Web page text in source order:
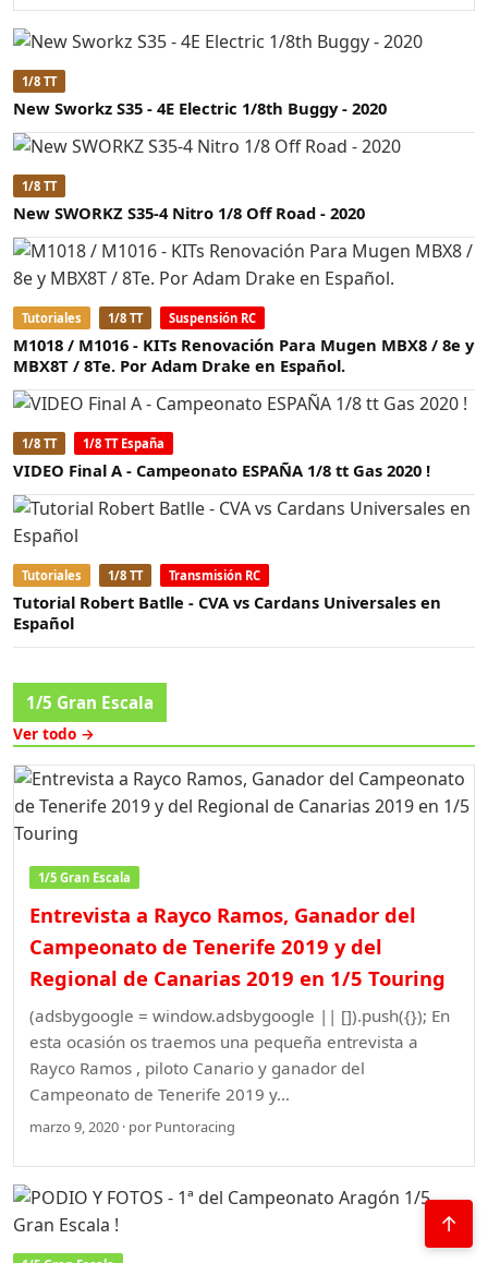
1/8 TT
New Sworkz S35 - 4E Electric 1/8th Buggy - 2020
1/8 TT
New SWORKZ S35-4 Nitro 1/8 Off Road - 2020
Tutoriales 1/8 TT Suspensión RC
M1018 / M1016 - KITs Renovación Para Mugen MBX8 / 8e y
MBX8T / 8Te. Por Adam Drake en Español.
1/8 TT 1/8 TT España
VIDEO Final A - Campeonato ESPAÑA 1/8 tt Gas 2020 !
Tutoriales 1/8 TT Transmisión RC
Tutorial Robert Batlle - CVA vs Cardans Universales en
Español
1/5 Gran Escala
Ver todo →
1/5 Gran Escala
Entrevista a Rayco Ramos, Ganador del
Campeonato de Tenerife 2019 y del
Regional de Canarias 2019 en 1/5 Touring
(adsbygoogle = window.adsbygoogle || []).push({}); En
esta ocasión os traemos una pequeña entrevista a
Rayco Ramos , piloto Canario y ganador del
Campeonato de Tenerife 2019 y…
marzo 9, 2020 · por Puntoracing
↑